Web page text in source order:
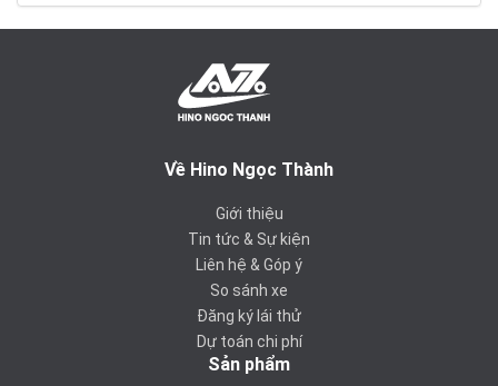
Về Hino Ngọc Thành
Giới thiệu
Tin tức & Sự kiện
Liên hệ & Góp ý
So sánh xe
Đăng ký lái thử
Dự toán chi phí
Sản phẩm